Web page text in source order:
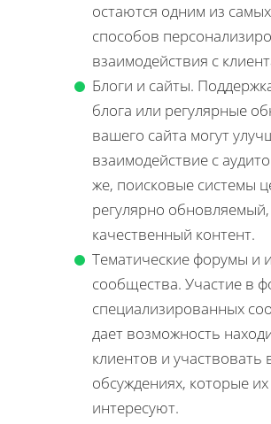
остаются одним из
способов
взаимодействия с
Блоги и сайты.
блога или регулярные
вашего сайта могут
взаимодействие с
же, поисковые системы
регулярно обновляемый,
качественный контент.
Тематические форумы и
сообщества. Участие в
специализированных
дает возможность
клиентов и участвовать
обсуждениях, которые их
интересуют.